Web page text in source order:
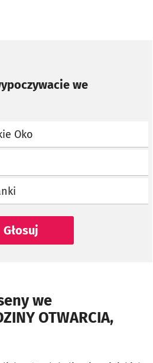
we
Oko
Głosuj
we
OTWARCIA,